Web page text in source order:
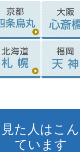
た人はこ
ています